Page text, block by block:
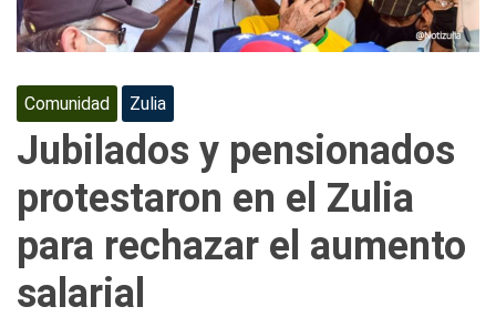
Comunidad Zulia
Jubilados y pensionados
protestaron en el Zulia
para rechazar el aumento
salarial